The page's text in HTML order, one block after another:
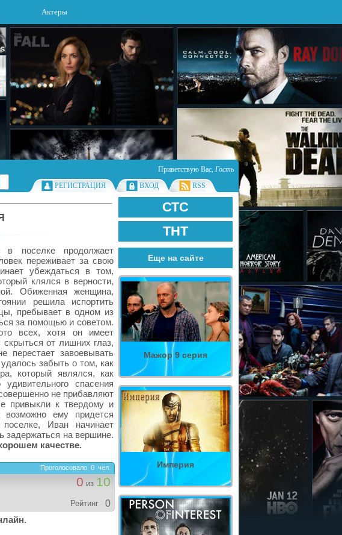
Актеры
Приветствую Вас, Гость
РЕГИСТРАЦИЯ
ВХОД RSS
СТС
ТНТ
Еще на сайте
Мажор 9 серия
Империя
в поселке продолжает
переживает за свою
убеждаться в том,
клялся в верности,
Обиженная женщина,
решила испортить
пребывает в одном из
за помощью и советом.
всех, хотя он имеет
от лишних глаз,
перестает завоевывать
забыть о том, как
который являлся, как
спасения
не прибавляют
привыкли к твердому и
ему придется
Иван начинает
задержаться на вершине.
качестве.
Проголосовало 0 чел.
0 из 10
Рейтинг
0